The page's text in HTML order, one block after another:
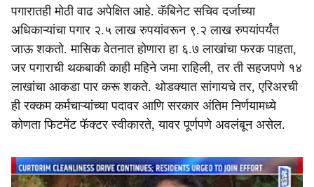
पगारातही मोठी वाढ अपेक्षित आहे. कॅबिनेट सचिव दर्जाच्या
अधिकाऱ्यांचा पगार २.५ लाख रुपयांवरून ९.२ लाख रुपयांपर्यंत
जाऊ शकतो. मासिक वेतनात होणारा हा ६.७ लाखांचा फरक पाहता,
जर पगाराची थकबाकी काही महिने जमा राहिली, तर ती सहजपणे १४
लाखांचा आकडा पार करू शकते. थोडक्यात सांगायचे तर, एरिअरची
ही रक्कम कर्मचाऱ्यांच्या पदावर आणि सरकार अंतिम निर्णयामध्ये
कोणता फिटमेंट फॅक्टर स्वीकारते, यावर पूर्णपणे अवलंबून असेल.